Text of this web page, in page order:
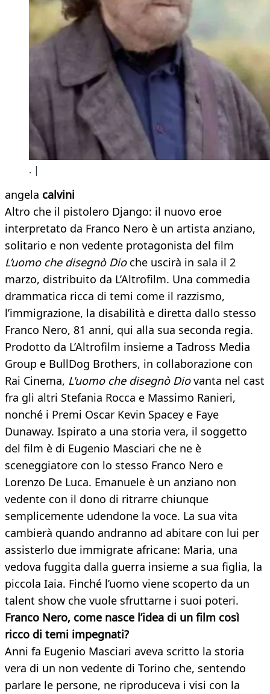
. |
angela calvini
Altro che il pistolero Django: il nuovo eroe
interpretato da Franco Nero è un artista anziano,
solitario e non vedente protagonista del film
L’uomo che disegnò Dioche uscirà in sala il 2
marzo, distribuito da L’Altrofilm. Una commedia
drammatica ricca di temi come il razzismo,
l’immigrazione, la disabilità e diretta dallo stesso
Franco Nero, 81 anni, qui alla sua seconda regia.
Prodotto da L’Altrofilm insieme a Tadross Media
Group e BullDog Brothers, in collaborazione con
Rai Cinema, L'uomo che disegnò Diovanta nel cast
fra gli altri Stefania Rocca e Massimo Ranieri,
nonché i Premi Oscar Kevin Spacey e Faye
Dunaway. Ispirato a una storia vera, il soggetto
del film è di Eugenio Masciari che ne è
sceneggiatore con lo stesso Franco Nero e
Lorenzo De Luca. Emanuele è un anziano non
vedente con il dono di ritrarre chiunque
semplicemente udendone la voce. La sua vita
cambierà quando andranno ad abitare con lui per
assisterlo due immigrate africane: Maria, una
vedova fuggita dalla guerra insieme a sua figlia, la
piccola Iaia. Finché l’uomo viene scoperto da un
talent show che vuole sfruttarne i suoi poteri.
Franco Nero, come nasce l’idea di un film così
ricco di temi impegnati?
Anni fa Eugenio Masciari aveva scritto la storia
vera di un non vedente di Torino che, sentendo
parlare le persone, ne riproduceva i visi con la